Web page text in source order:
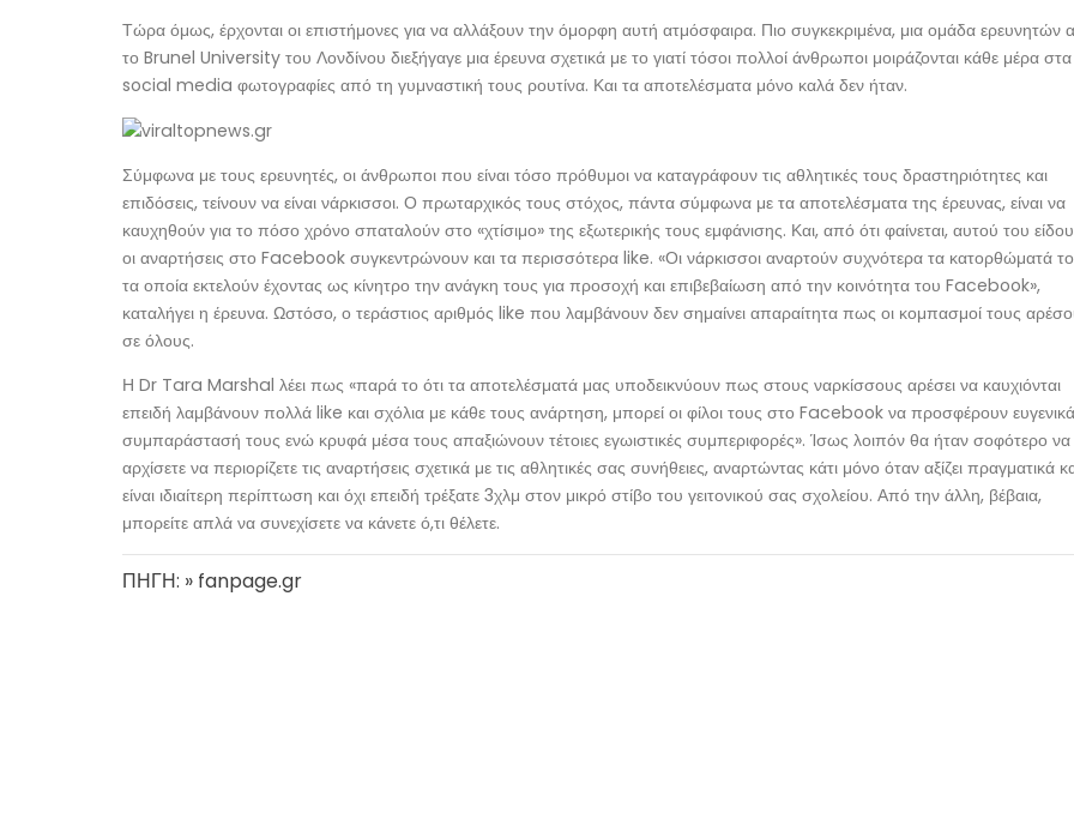
Τώρα όμως, έρχονται οι επιστήμονες για να αλλάξουν την όμορφη αυτή ατμόσφαιρα. Πιο συγκεκριμένα, μια ομάδα ερευνητών
το Brunel University του Λονδίνου διεξήγαγε μια έρευνα σχετικά με το γιατί τόσοι πολλοί άνθρωποι μοιράζονται κάθε μέρα στα
social media φωτογραφίες από τη γυμναστική τους ρουτίνα. Και τα αποτελέσματα μόνο καλά δεν ήταν.
Σύμφωνα με τους ερευνητές, οι άνθρωποι που είναι τόσο πρόθυμοι να καταγράφουν τις αθλητικές τους δραστηριότητες και
επιδόσεις, τείνουν να είναι νάρκισσοι. Ο πρωταρχικός τους στόχος, πάντα σύμφωνα με τα αποτελέσματα της έρευνας, είναι να
καυχηθούν για το πόσο χρόνο σπαταλούν στο «χτίσιμο» της εξωτερικής τους εμφάνισης. Και, από ότι φαίνεται, αυτού του
οι αναρτήσεις στο Facebook συγκεντρώνουν και τα περισσότερα like. «Οι νάρκισσοι αναρτούν συχνότερα τα κατορθώματά
τα οποία εκτελούν έχοντας ως κίνητρο την ανάγκη τους για προσοχή και επιβεβαίωση από την κοινότητα του Facebook»,
καταλήγει η έρευνα. Ωστόσο, ο τεράστιος αριθμός like που λαμβάνουν δεν σημαίνει απαραίτητα πως οι κομπασμοί τους
σε όλους.
Η Dr Tara Marshal λέει πως «παρά το ότι τα αποτελέσματά μας υποδεικνύουν πως στους ναρκίσσους αρέσει να καυχιόνται
επειδή λαμβάνουν πολλά like και σχόλια με κάθε τους ανάρτηση, μπορεί οι φίλοι τους στο Facebook να προσφέρουν
συμπαράστασή τους ενώ κρυφά μέσα τους απαξιώνουν τέτοιες εγωιστικές συμπεριφορές». Ίσως λοιπόν θα ήταν σοφότερο να
αρχίσετε να περιορίζετε τις αναρτήσεις σχετικά με τις αθλητικές σας συνήθειες, αναρτώντας κάτι μόνο όταν αξίζει πραγματικά
είναι ιδιαίτερη περίπτωση και όχι επειδή τρέξατε 3χλμ στον μικρό στίβο του γειτονικού σας σχολείου. Από την άλλη, βέβαια,
μπορείτε απλά να συνεχίσετε να κάνετε ό,τι θέλετε.
ΠΗΓΗ: » fanpage.gr